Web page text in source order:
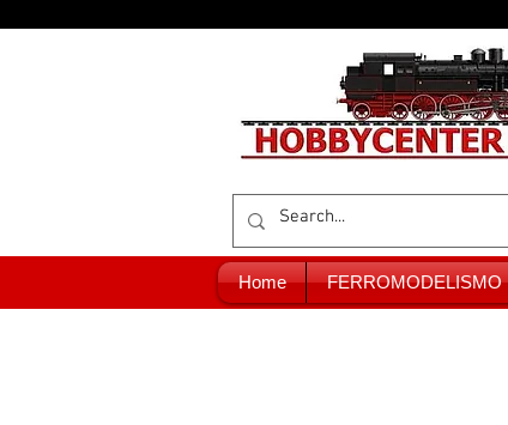
Home FERROMODELISMO